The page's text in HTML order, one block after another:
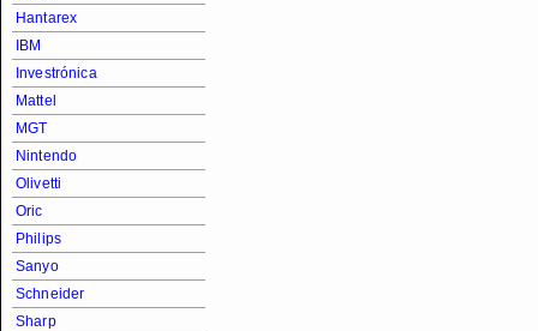
Hantarex
IBM
Investrónica
Mattel
MGT
Nintendo
Olivetti
Oric
Philips
Sanyo
Schneider
Sharp